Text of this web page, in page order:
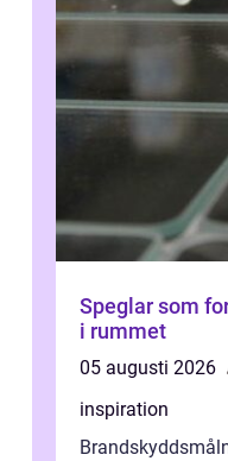
Speglar som
i rummet
05 augusti 2026
inspiration